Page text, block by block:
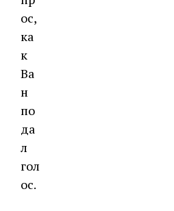
ос,
ка
к
Ва
н
по
да
л
гол
ос.